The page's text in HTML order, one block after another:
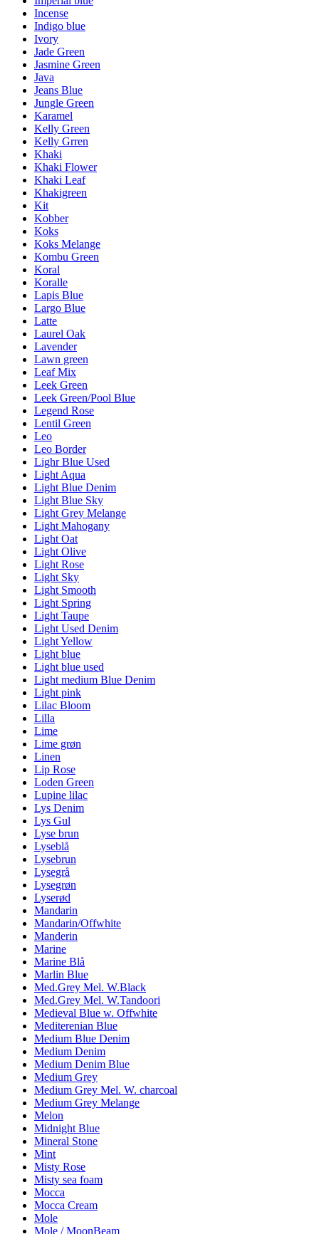
Incense
Indigo blue
Ivory
Jade Green
Jasmine Green
Java
Jeans Blue
Jungle Green
Karamel
Kelly Green
Kelly Grren
Khaki
Khaki Flower
Khaki Leaf
Khakigreen
Kit
Kobber
Koks
Koks Melange
Kombu Green
Koral
Koralle
Lapis Blue
Largo Blue
Latte
Laurel Oak
Lavender
Lawn green
Leaf Mix
Leek Green
Leek Green/Pool Blue
Legend Rose
Lentil Green
Leo
Leo Border
Lighr Blue Used
Light Aqua
Light Blue Denim
Light Blue Sky
Light Grey Melange
Light Mahogany
Light Oat
Light Olive
Light Rose
Light Sky
Light Smooth
Light Spring
Light Taupe
Light Used Denim
Light Yellow
Light blue
Light blue used
Light medium Blue Denim
Light pink
Lilac Bloom
Lilla
Lime
Lime grøn
Linen
Lip Rose
Loden Green
Lupine lilac
Lys Denim
Lys Gul
Lyse brun
Lyseblå
Lysebrun
Lysegrå
Lysegrøn
Lyserød
Mandarin
Mandarin/Offwhite
Manderin
Marine
Marine Blå
Marlin Blue
Med.Grey Mel. W.Black
Med.Grey Mel. W.Tandoori
Medieval Blue w. Offwhite
Mediterenian Blue
Medium Blue Denim
Medium Denim
Medium Denim Blue
Medium Grey
Medium Grey Mel. W. charcoal
Medium Grey Melange
Melon
Midnight Blue
Mineral Stone
Mint
Misty Rose
Misty sea foam
Mocca
Mocca Cream
Mole
Mole / MoonBeam